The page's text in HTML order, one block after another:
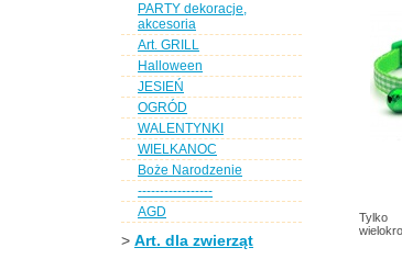
PARTY dekoracje,
akcesoria
Art. GRILL
Halloween
JESIEŃ
OGRÓD
WALENTYNKI
WIELKANOC
Boże Narodzenie
-----------------
AGD
> Art. dla zwierząt
Tylko